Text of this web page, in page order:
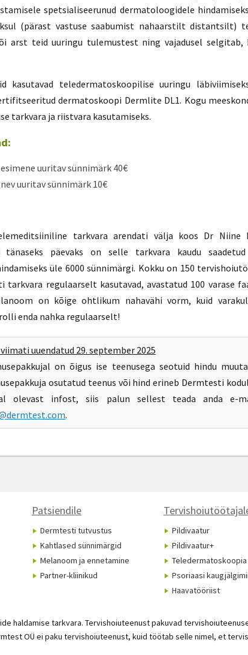
spetsialiseerunud dermatoloogidele
(pärast vastuse saabumist nahaarstilt distantsilt)
arst teid uuringu tulemustest ning vajadusel selgitab,
kasutavad teledermatoskoopilise uuringu
dermatoskoopi Dermlite DL1. Kogu
tarkvara ja riistvara kasutamiseks.
uuritav sünnimärk 40€
uuritav sünnimärk 10€
tarkvara arendati välja koos Dr Niine
tänaseks päevaks on selle tarkvara kaudu
üle 6000 sünnimärgi. Kokku on 150
tarkvara regulaarselt kasutavad, avastatud 100 varase
on kõige ohtlikum nahavähi vorm, kuid
enda nahka regulaarselt!
uuendatud 29. september 2025
on õigus ise teenusega seotuid hindu
osutatud teenus või hind erineb Dermtesti
olevast infost, siis palun sellest teada anda e-
.
Patsiendile
Dermtesti tutvustus
Kahtlased sünnimärgid
Melanoom ja ennetamine
Partner-kliinikud
Pildivaatur
Pildivaatur+
Teledermatoskoopia
Psoriaasi
Haavatööriist
haldamise tarkvara. Tervishoiuteenust pakuvad
OÜ ei paku tervishoiuteenust, kuid töötab selle nimel, et